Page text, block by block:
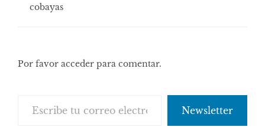
cobayas
Por favor acceder para comentar.
Newsletter